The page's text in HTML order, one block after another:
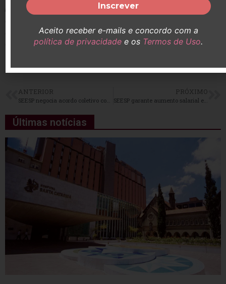
princípios e diretrizes do Sistema Único de Saúde, e de
Fórum no Conselho Nacional de Saúde e nos demais
espaços de articulação, debate e deliberação.
ANTERIOR PRÓXIMO
SEESP garante aumento salarial e benefícios para enfermeiros do Sinamge, Sindhosfil São Paulo e Vale do Paraíba
Últimas notícias
Aceito receber e-mails e concordo com a
política de privacidade e os Termos de Uso.